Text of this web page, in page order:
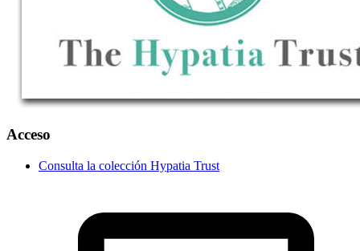
Acceso
Consulta la colección Hypatia Trust